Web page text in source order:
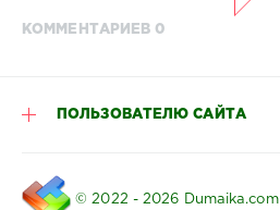
КОММЕНТАРИЕВ 0
ПОЛЬЗОВАТЕЛЮ САЙТА
© 2022 - 2026 Dumaika.com